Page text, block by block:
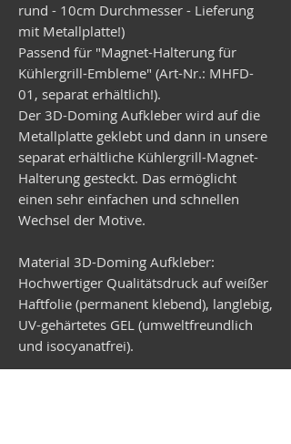
rund - 10cm Durchmesser - Lieferung
mit Metallplatte!)
Passend für "Magnet-Halterung für
Kühlergrill-Embleme" (Art-Nr.: MHFD-
01, separat erhältlich!).
Der 3D-Doming Aufkleber wird auf die
Metallplatte geklebt und dann in unsere
separat erhältliche Kühlergrill-Magnet-
Halterung gesteckt. Das ermöglicht
einen sehr einfachen und schnellen
Wechsel der Motive.
Material 3D-Doming Aufkleber:
Hochwertiger Qualitätsdruck auf weißer
Haftfolie (permanent klebend), langlebig,
UV-gehärtetes GEL (umweltfreundlich
und isocyanatfrei).